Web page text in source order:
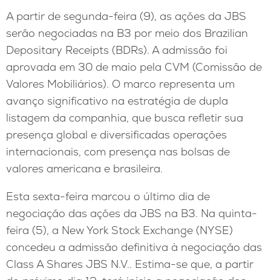
A partir de segunda-feira (9), as ações da JBS
serão negociadas na B3 por meio dos Brazilian
Depositary Receipts (BDRs). A admissão foi
aprovada em 30 de maio pela CVM (Comissão de
Valores Mobiliários). O marco representa um
avanço significativo na estratégia de dupla
listagem da companhia, que busca refletir sua
presença global e diversificadas operações
internacionais, com presença nas bolsas de
valores americana e brasileira.
Esta sexta-feira marcou o último dia de
negociação das ações da JBS na B3. Na quinta-
feira (5), a New York Stock Exchange (NYSE)
concedeu a admissão definitiva à negociação das
Class A Shares JBS N.V.. Estima-se que, a partir